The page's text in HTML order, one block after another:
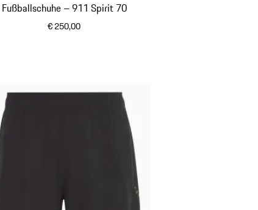
Fußballschuhe – 911 Spirit 70
€ 250,00